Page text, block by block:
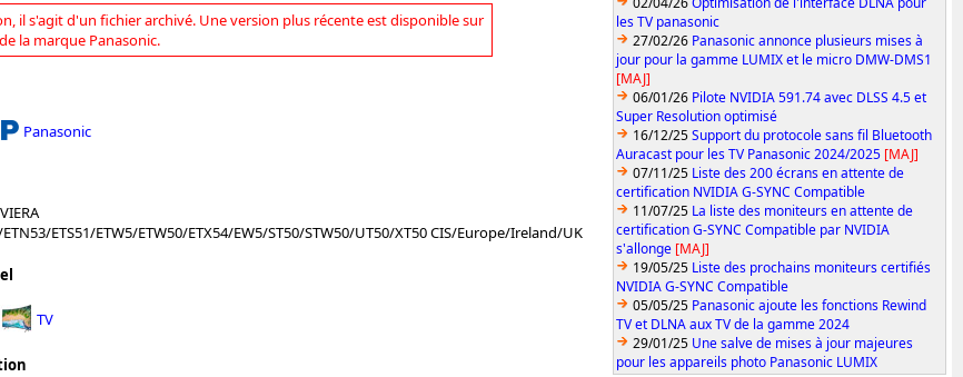
il s'agit d'un fichier archivé. Une version plus récente est disponible sur
la marque Panasonic.
Panasonic
VIERA
ETS51/ETW5/ETW50/ETX54/EW5/ST50/STW50/UT50/XT50 CIS/Europe/Ireland/UK
TV
les TV panasonic
27/02/26 Panasonic annonce plusieurs mises à
jour pour la gamme LUMIX et le micro DMW-DMS1
[MAJ]
06/01/26 Pilote NVIDIA 591.74 avec DLSS 4.5 et
Super Resolution optimisé
16/12/25Support du protocole sans fil Bluetooth
Auracast pour les TV Panasonic 2024/2025 [MAJ]
07/11/25 Liste des 200 écrans en attente de
certification NVIDIA G-SYNC Compatible
11/07/25 La liste des moniteurs en attente de
certification G-SYNC Compatible par NVIDIA
s'allonge [MAJ]
19/05/25 Liste des prochains moniteurs certifiés
NVIDIA G-SYNC Compatible
05/05/25 Panasonic ajoute les fonctions Rewind
TV et DLNA aux TV de la gamme 2024
29/01/25 Une salve de mises à jour majeures
pour les appareils photo Panasonic LUMIX